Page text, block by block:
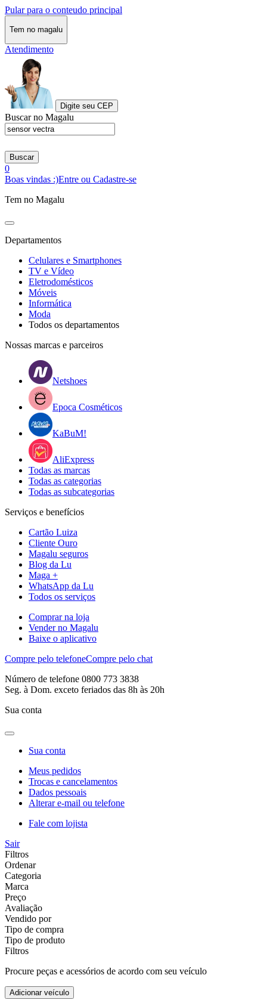
Pular para o conteudo principal
Tem no magalu
Atendimento
Digite seu CEP
Buscar no Magalu
Buscar
0
Boas vindas :)Entre ou Cadastre-se
Tem no Magalu
Departamentos
Celulares e Smartphones
TV e Vídeo
Eletrodomésticos
Móveis
Informática
Moda
Todos os departamentos
Nossas marcas e parceiros
Netshoes
Epoca Cosméticos
KaBuM!
AliExpress
Todas as marcas
Todas as categorias
Todas as subcategorias
Serviços e benefícios
Cartão Luiza
Cliente Ouro
Magalu seguros
Blog da Lu
Maga +
WhatsApp da Lu
Todos os serviços
Comprar na loja
Vender no Magalu
Baixe o aplicativo
Compre pelo telefoneCompre pelo chat
Número de telefone 0800 773 3838
Seg. à Dom. exceto feriados das 8h às 20h
Sua conta
Sua conta
Meus pedidos
Trocas e cancelamentos
Dados pessoais
Alterar e-mail ou telefone
Fale com lojista
Sair
Filtros
Ordenar
Categoria
Marca
Preço
Avaliação
Vendido por
Tipo de compra
Tipo de produto
Filtros
Procure peças e acessórios de acordo com seu veículo
Adicionar veículo